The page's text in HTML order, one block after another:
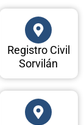
Registro Civil
Sorvilán